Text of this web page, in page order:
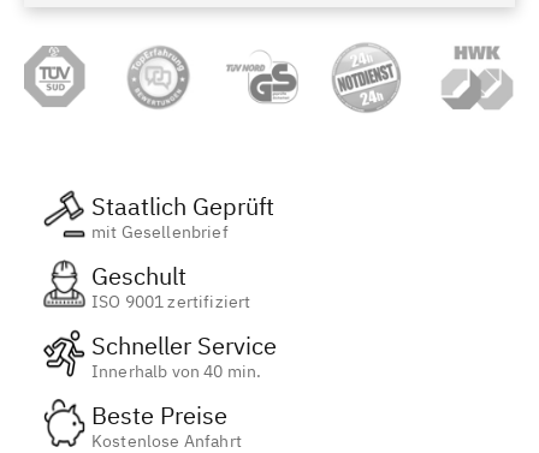
Staatlich Geprüft
mit Gesellenbrief
Geschult
ISO 9001 zertifiziert
Schneller Service
Innerhalb von 40 min.
Beste Preise
Kostenlose Anfahrt